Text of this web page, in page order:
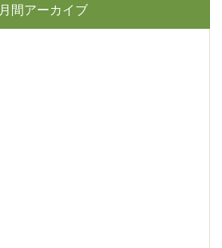
月間アーカイブ